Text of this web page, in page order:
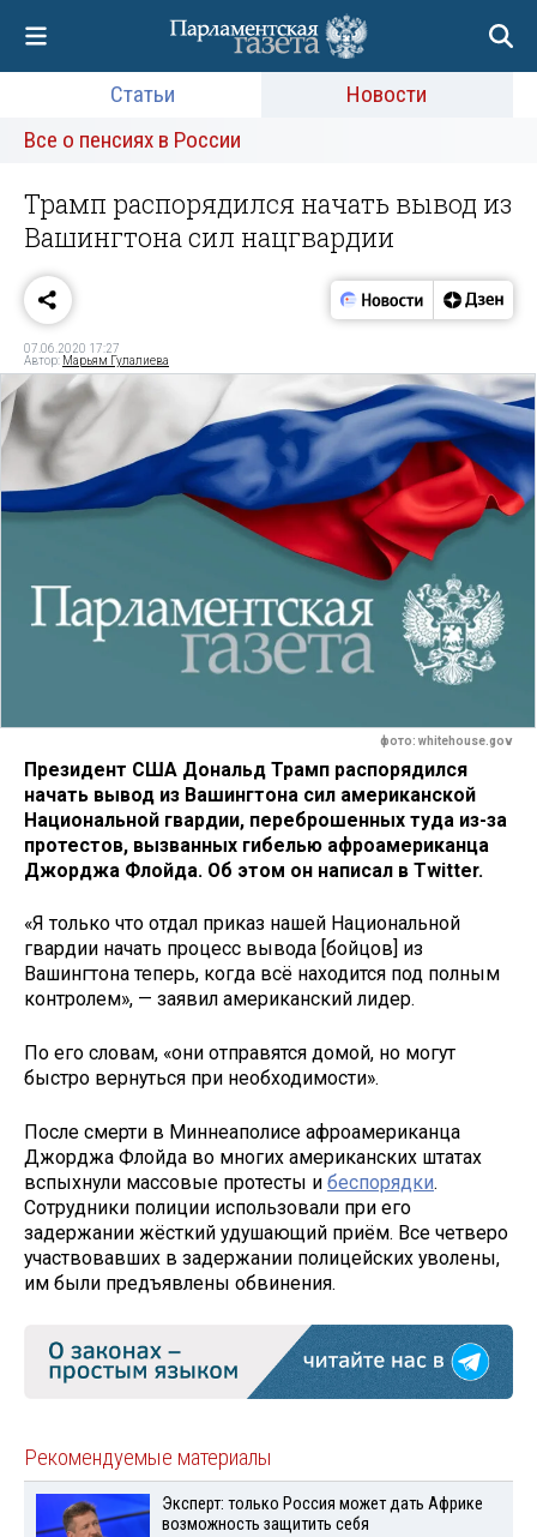
Статьи
Новости
Все о пенсиях в России
Трамп распорядился начать вывод из
Вашингтона сил нацгвардии
07.06.2020 17:27
Автор: Марьям Гулалиева
фото: whitehouse.gov
Президент США Дональд Трамп распорядился
начать вывод из Вашингтона сил американской
Национальной гвардии, переброшенных туда из-за
протестов, вызванных гибелью афроамериканца
Джорджа Флойда. Об этом он написал в Twitter.
«Я только что отдал приказ нашей Национальной
гвардии начать процесс вывода [бойцов] из
Вашингтона теперь, когда всё находится под полным
контролем», — заявил американский лидер.
По его словам, «они отправятся домой, но могут
быстро вернуться при необходимости».
После смерти в Миннеаполисе афроамериканца
Джорджа Флойда во многих американских штатах
вспыхнули массовые протесты и беспорядки.
Сотрудники полиции использовали при его
задержании жёсткий удушающий приём. Все четверо
участвовавших в задержании полицейских уволены,
им были предъявлены обвинения.
Рекомендуемые материалы
Эксперт: только Россия может дать Африке
возможность защитить себя